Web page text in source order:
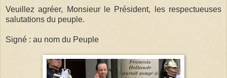
Veuillez agréer, Monsieur le Président, les respectueuses
salutations du peuple.
Signé : au nom du Peuple